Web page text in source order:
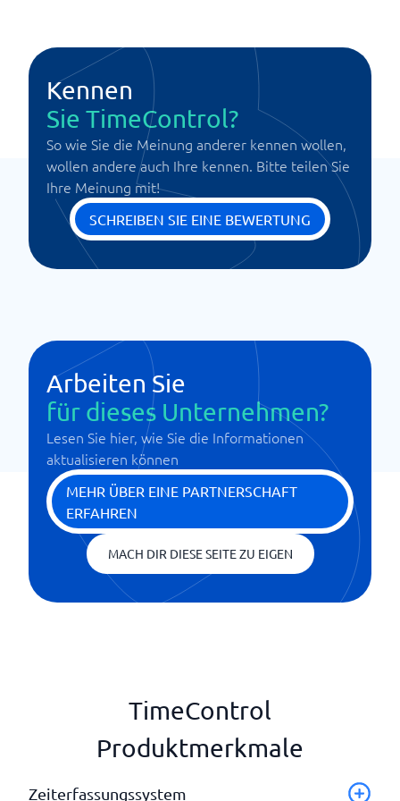
Kennen
Sie TimeControl?
So wie Sie die Meinung anderer kennen wollen,
wollen andere auch Ihre kennen. Bitte teilen Sie
Ihre Meinung mit!
SCHREIBEN SIE EINE BEWERTUNG
Arbeiten Sie
für dieses Unternehmen?
Lesen Sie hier, wie Sie die Informationen
aktualisieren können
MEHR ÜBER EINE PARTNERSCHAFT
ERFAHREN
MACH DIR DIESE SEITE ZU EIGEN
TimeControl
Produktmerkmale
Zeiterfassungssystem